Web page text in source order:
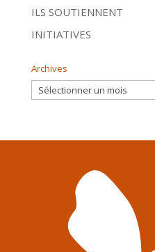
ILS SOUTIENNENT
INITIATIVES
Archives
Archives